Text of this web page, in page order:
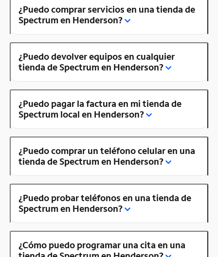
¿Puedo comprar servicios en una tienda de
Spectrum en Henderson?
¿Puedo devolver equipos en cualquier
tienda de Spectrum en Henderson?
¿Puedo pagar la factura en mi tienda de
Spectrum local en Henderson?
¿Puedo comprar un teléfono celular en una
tienda de Spectrum en Henderson?
¿Puedo probar teléfonos en una tienda de
Spectrum en Henderson?
¿Cómo puedo programar una cita en una